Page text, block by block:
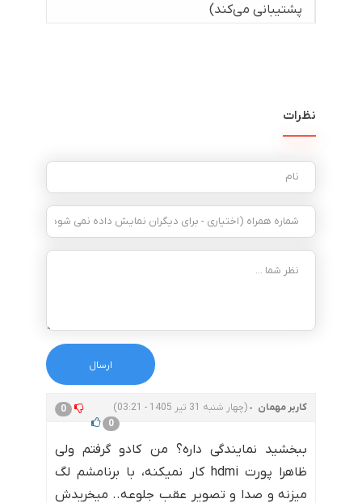
پشتیبانی می‌کند)
نظرات
کاربر مهمان (چهار شنبه 31 تیر 1405 - 03:21)
0
0
ببخشید نمایندگی داره؟ من کادو گرفتم ولی
ظاهرا پورت hdmi کار نمیکنه، با برنامشم لگ
میزنه و صدا و تصویر عقب جلوعه.. میخریدش